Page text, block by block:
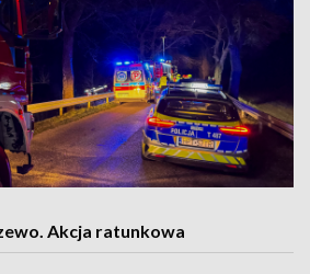
Akcja ratunkowa